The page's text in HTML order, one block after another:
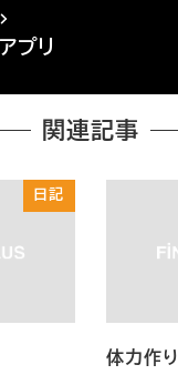
プリ
関連記事
日記
体力作り